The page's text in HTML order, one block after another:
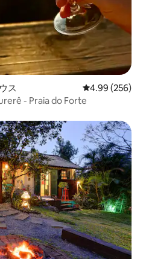
ス レビュー256
4.99 (256)
- Praia do Forte
。